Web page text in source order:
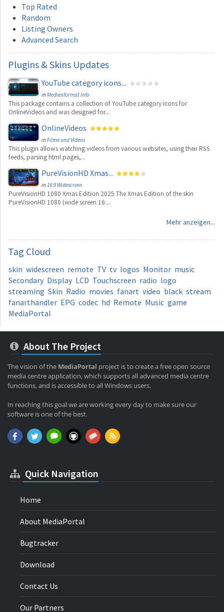
Top Rated
Random
Listing Owners
Advanced Search
Plugins & Skins Updates
YouTube category icons...
inMedienformat Info
This package contains a collection of YouTube category icons for
OnlineVideos and was designed for...
OnlineVideos
inFilme und Videos
This plugin allows watching videos from various websites, using their RSS
feeds, parsing html pages,...
PureVisionHD Xmas...
in16:9 Widescreen
PureVisionHD 1080 Xmas Edition 2025 The Xmas Edition of the skin
PureVisionHD 1080 (wide screen 16:...
Mehr anzeigen...
Tag Cloud
skin widescreen remote TV tv logos Monitor music
Secondary Display LCD Touchscreen radio logo
streaming Skin Radio movies fanart video black stream
fanarthandler EPG codec hd Remote Music game
MediaPortal
About The Project
The vision of the MediaPortal project is to create a free open source
media centre application, which supports all advanced media centre
functions, and is accessible to all Windows users.
In reaching this goal we are working every day to make sure our
software is one of the best.
Quick Navigation
Home
About MediaPortal
Bugtracker
Download
Contact Us
Our Partners